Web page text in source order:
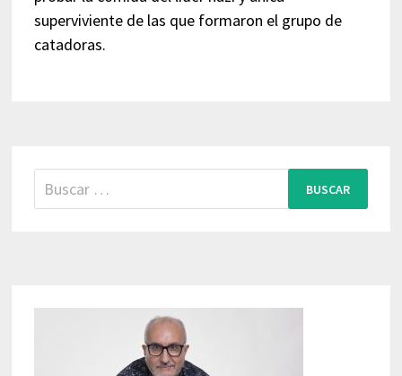
superviviente de las que formaron el grupo de
catadoras.
Buscar: